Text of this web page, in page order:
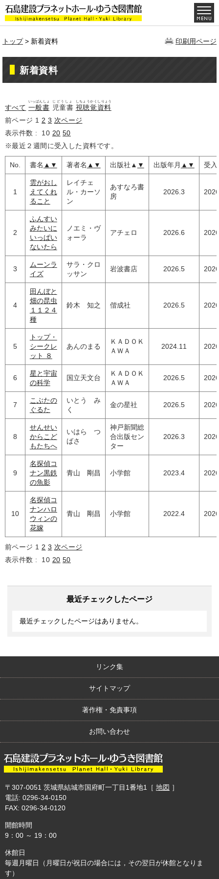
印刷用ページ
トップ > 新着資料
新着資料
すべて 一般書
いっぱんしょ
児童書
じどうしょ
視聴覚資料
しちょうかくしりょう
前ページ 1 2 3 次ページ
10 20 50
※最近２週間に受入した資料です。
No. 書名 ▲ ▼ 著者名 ▲ ▼ 出版社 ▲ ▼ 出版年月 ▲ ▼ 受入
1
雲がおし
えてくれ
ること
レイチェ
ル・カーソ
ン
あすなろ書
房
2026.3
2
ふんすい
みたいに
いっぱい
ないたら
ノエミ・ヴ
ォーラ
アチェロ 2026.6
3
ムーンラ
イズ
サラ・クロ
ッサン
岩波書店 2026.5
4
田んぼと
畑の昆虫
１１２４
種
鈴木 知之 偕成社 2026.5
5
トップ・
シークレ
ット ８
あんのまる
ＫＡＤＯＫ
ＡＷＡ
2024.11
6
星と宇宙
の科学
国立天文台
ＫＡＤＯＫ
ＡＷＡ
2026.5
7
こぶたの
ぐるた
いとう み
く
金の星社 2026.5
8
せんせい
からこど
もたちへ
いはら つ
ばさ
神戸新聞総
合出版セン
ター
2026.3
9
名探偵コ
ナン黒鉄
の魚影
青山 剛昌 小学館 2023.4
10
名探偵コ
ナンハロ
ウィンの
花嫁
青山 剛昌 小学館 2022.4
前ページ 1 2 3 次ページ
10 20 50
最近チェックしたページ
最近チェックしたページはありません。
リンク集
サイトマップ
著作権・免責事項
お問い合わせ
〒307-0051 茨城県結城市国府町一丁目1番地1 ［ 地図 ］
電話: 0296-34-0150
FAX: 0296-34-0120
開館時間
9：00 ～ 19：00
休館日
毎週月曜日（月曜日が祝日の場合には，その翌日が休館となりま
す）